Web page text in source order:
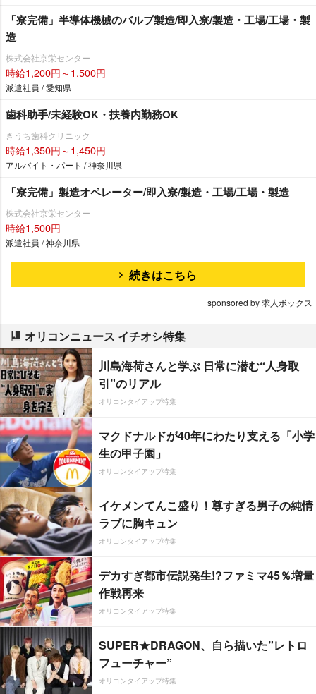
「寮完備」半導体機械のバルブ製造/即入寮/製造・工場/工場・製
造
株式会社京栄センター
時給1,200円～1,500円
派遣社員 / 愛知県
歯科助手/未経験OK・扶養内勤務OK
きうち歯科クリニック
時給1,350円～1,450円
アルバイト・パート / 神奈川県
「寮完備」製造オペレーター/即入寮/製造・工場/工場・製造
株式会社京栄センター
時給1,500円
派遣社員 / 神奈川県
続きはこちら
sponsored by 求人ボックス
オリコンニュース イチオシ特集
川島海荷さんと学ぶ 日常に潜む“人身取
引”のリアル
オリコンタイアップ特集
マクドナルドが40年にわたり支える「小学
生の甲子園」
オリコンタイアップ特集
イケメンてんこ盛り！尊すぎる男子の純情
ラブに胸キュン
オリコンタイアップ特集
デカすぎ都市伝説発生!?ファミマ45％増量
作戦再来
オリコンタイアップ特集
SUPER★DRAGON、自ら描いた”レトロ
フューチャー”
オリコンタイアップ特集